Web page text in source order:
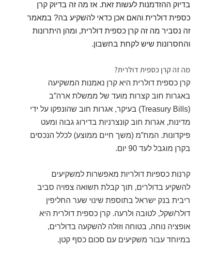
בדיוק ההזדמנות לעשות זאת. אז מה זה בדיוק קרן
כספית דולרית והאם אכן כדאי להשקיע בה? במאמר
זה נסביר מה זה קרן כספית דולרית, ומהן היתרונות
והחסרונות שיש לקחת בחשבון.
מה זה קרן כספית דולרית?
קרן כספית דולרית היא קרן נאמנות המשקיעה
באגרות חוב קצרות מועד של ממשלת ארה”ב
(Treasury Bills) בעיקר, אגרות חוב שהונפקו על ידי
מדינות, אגרות חוב קונצרניות בדירוג גבוה ומעט
פיקדונות. המח”מ (משך חיים ממוצע) לכלל הנכסים
בקרן מוגבל לעד 90 יום.
קרנות כספיות דולריות מאפשרות למשקיעים
להשקיע בדולרים, תוך קבלת תשואה צפויה סביב
ריבית בנק ישראל בתוספת שינוי שער החליפין
דולר/שקל, לטובה ולרעה. קרן כספית דולרית היא
אופציה נוחה, בטוחה וזולה להשקעה בדולרים,
במיוחד עבור משקיעים עם סכום כסף קטן.